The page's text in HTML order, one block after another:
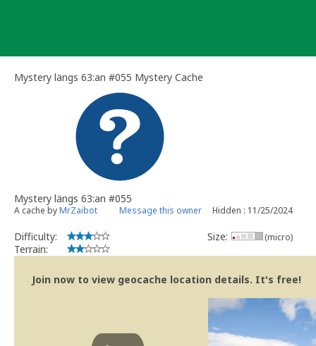
Mystery längs 63:an #055 Mystery Cache
Mystery längs 63:an #055
A cache byMrZaibot Message this owner Hidden : 11/25/2024
Difficulty:
Terrain:
Size: (micro)
Join now to view geocache location details. It's free!